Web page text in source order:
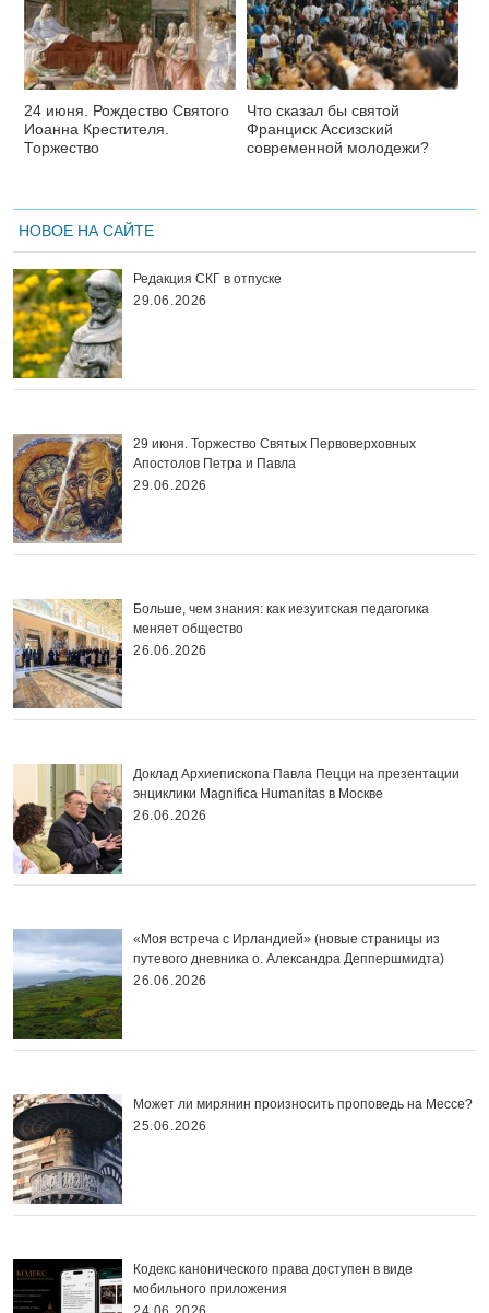
24 июня. Рождество Святого
Иоанна Крестителя.
Торжество
Что сказал бы святой
Франциск Ассизский
современной молодежи?
НОВОЕ НА САЙТЕ
Редакция СКГ в отпуске
29.06.2026
29 июня. Торжество Святых Первоверховных
Апостолов Петра и Павла
29.06.2026
Больше, чем знания: как иезуитская педагогика
меняет общество
26.06.2026
Доклад Архиепископа Павла Пецци на презентации
энциклики Magnifica Нumanitas в Москве
26.06.2026
«Моя встреча с Ирландией» (новые страницы из
путевого дневника о. Александра Деппершмидта)
26.06.2026
Может ли мирянин произносить проповедь на Мессе?
25.06.2026
Кодекс канонического права доступен в виде
мобильного приложения